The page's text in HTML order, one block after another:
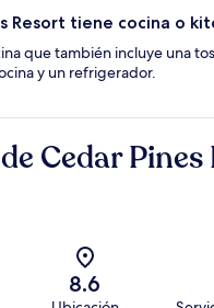
Resort tiene cocina o
que también incluye una
y un refrigerador.
Cedar Pines
8.6